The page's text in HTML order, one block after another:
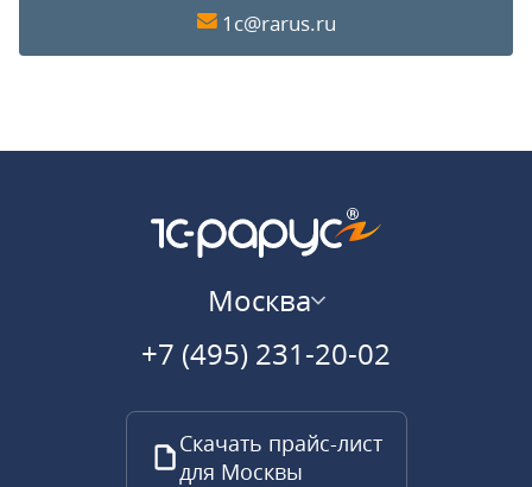
1c@rarus.ru
Москва
+7 (495) 231-20-02
Скачать прайс-лист
для Москвы